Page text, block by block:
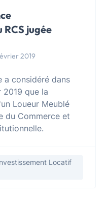
jugée
2019
a considéré dans
que la
Loueur Meublé
du Commerce et
Locatif